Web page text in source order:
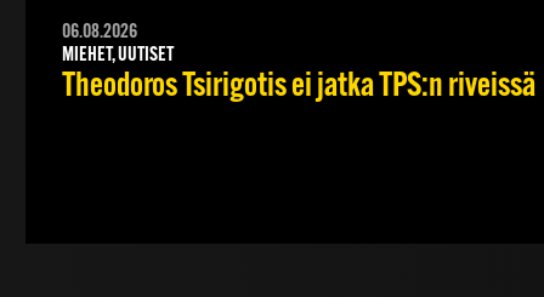
06.08.2026
MIEHET, UUTISET
Theodoros Tsirigotis ei jatka TPS:n riveissä